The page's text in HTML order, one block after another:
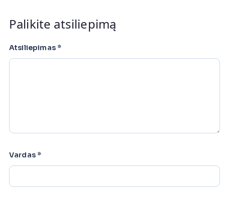
Palikite atsiliepimą
Atsiliepimas *
Vardas *